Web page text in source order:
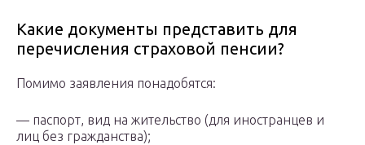
Какие документы представить для
перечисления страховой пенсии?
Помимо заявления понадобятся:
— паспорт, вид на жительство (для иностранцев и
лиц без гражданства);